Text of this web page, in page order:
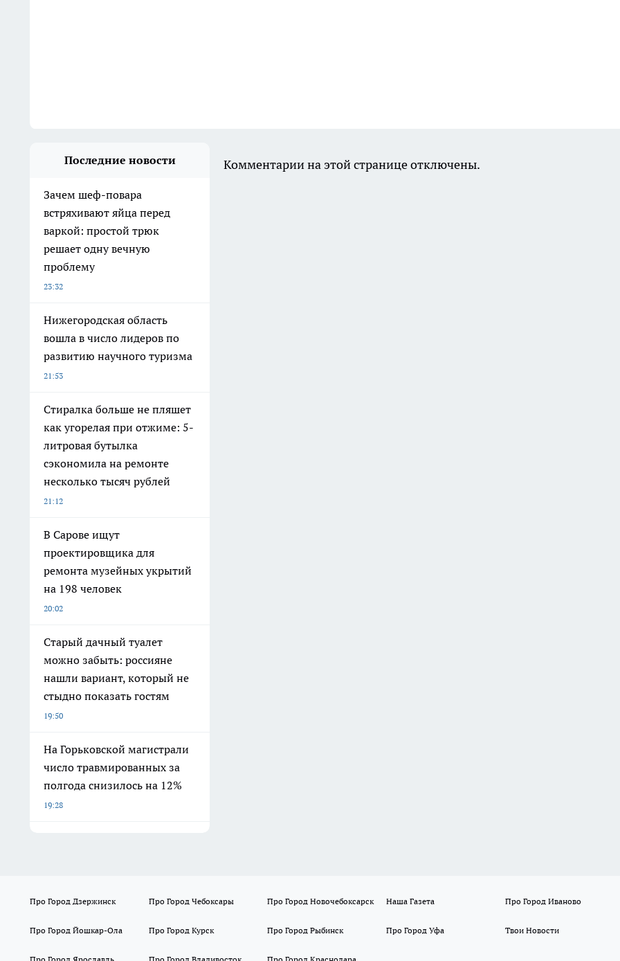
Последние новости
Зачем шеф-повара
встряхивают яйца перед
варкой: простой трюк
решает одну вечную
проблему
23:32
Нижегородская область
вошла в число лидеров по
развитию научного туризма
21:53
Стиралка больше не пляшет
как угорелая при отжиме: 5-
литровая бутылка
сэкономила на ремонте
несколько тысяч рублей
21:12
В Сарове ищут
проектировщика для
ремонта музейных укрытий
на 198 человек
20:02
Старый дачный туалет
можно забыть: россияне
нашли вариант, который не
стыдно показать гостям
19:50
На Горьковской магистрали
число травмированных за
полгода снизилось на 12%
19:28
Комментарии на этой странице отключены.
Про Город Дзержинск Про Город Чебоксары Про Город Новочебоксарск Наша Газета Про Город Иваново
Про Город Йошкар-Ола Про Город Курск Про Город Рыбинск Про Город Уфа Твои Новости